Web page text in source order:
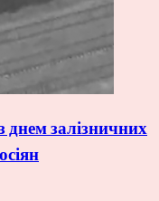
днем залізничних